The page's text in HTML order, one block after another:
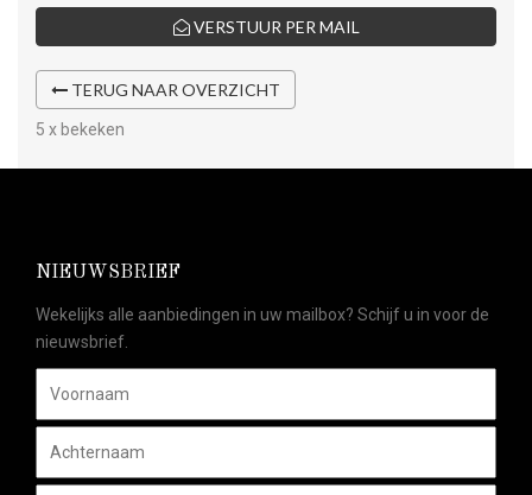
VERSTUUR PER MAIL
TERUG NAAR OVERZICHT
5 x bekeken
NIEUWSBRIEF
Wekelijks alle aanbiedingen in uw mailbox? Schijf u in voor de
nieuwsbrief.